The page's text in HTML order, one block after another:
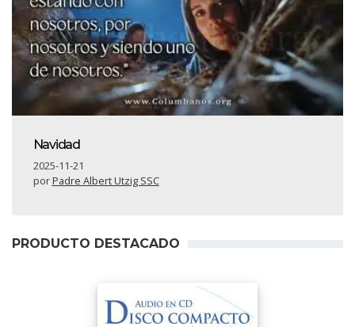
Navidad
2025-11-21
porPadre Albert Utzig SSC
PRODUCTO DESTACADO